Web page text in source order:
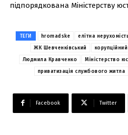
підпорядкована Міністерству
ТЕГИ hromadske елітна
ЖК Шевченківський
Людмила Кравченко
Міністерство
приватизація службового житла
Facebook Twitter